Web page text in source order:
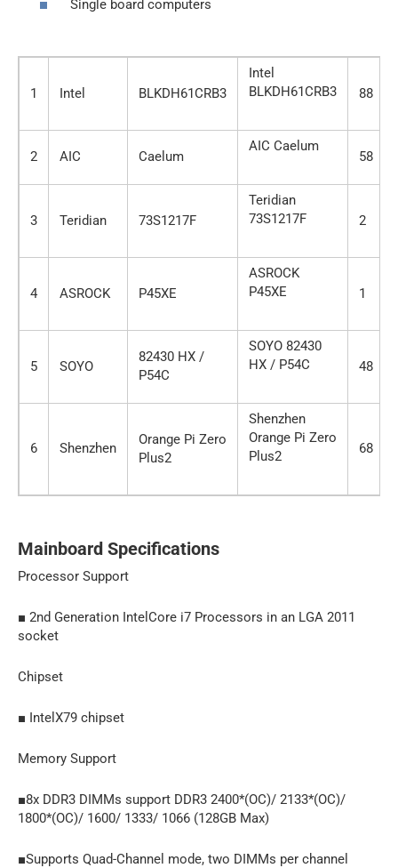
Single board computers
1 Intel BLKDH61CRB3
Intel
BLKDH61CRB3
88
2 AIC Caelum
AIC Caelum
58
3 Teridian 73S1217F
Teridian
73S1217F
2
4 ASROCK P45XE
ASROCK
P45XE
1
5 SOYO
82430 HX /
P54C
SOYO 82430
HX / P54C
48
6 Shenzhen
Orange Pi Zero
Plus2
Shenzhen
Orange Pi Zero
Plus2
68
Mainboard Specifications
Processor Support
■ 2nd Generation IntelCore i7 Processors in an LGA 2011
socket
Chipset
■ IntelX79 chipset
Memory Support
■8x DDR3 DIMMs support DDR3 2400*(OC)/ 2133*(OC)/
1800*(OC)/ 1600/ 1333/ 1066 (128GB Max)
■Supports Quad-Channel mode, two DIMMs per channel